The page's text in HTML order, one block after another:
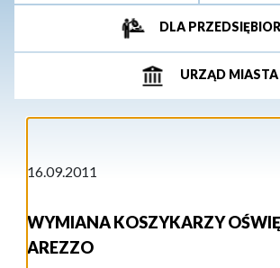
DLA
URZĄD MIASTA
16.09.2011
WYMIANA KOSZYKARZY
AREZZO